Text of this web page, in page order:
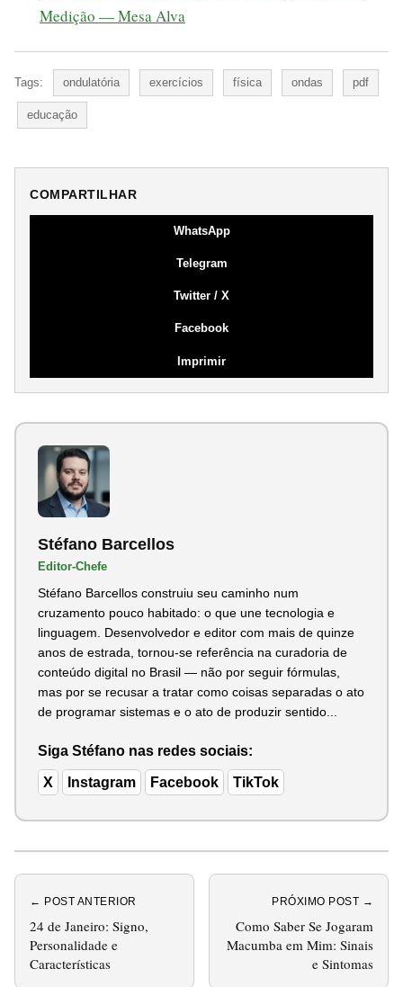
Medição — Mesa Alva
Tags: ondulatória exercícios física ondas pdf
educação
COMPARTILHAR
WhatsApp
Telegram
Twitter / X
Facebook
Imprimir
Stéfano Barcellos
Editor-Chefe
Stéfano Barcellos construiu seu caminho num
cruzamento pouco habitado: o que une tecnologia e
linguagem. Desenvolvedor e editor com mais de quinze
anos de estrada, tornou-se referência na curadoria de
conteúdo digital no Brasil — não por seguir fórmulas,
mas por se recusar a tratar como coisas separadas o ato
de programar sistemas e o ato de produzir sentido...
Siga Stéfano nas redes sociais:
X Instagram Facebook TikTok
← POST ANTERIOR
24 de Janeiro: Signo,
Personalidade e
Características
PRÓXIMO POST →
Como Saber Se Jogaram
Macumba em Mim: Sinais
e Sintomas